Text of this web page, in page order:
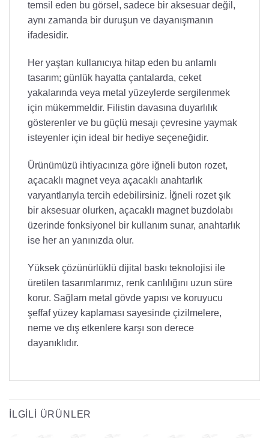
temsil eden bu görsel, sadece bir aksesuar değil,
aynı zamanda bir duruşun ve dayanışmanın
ifadesidir.
Her yaştan kullanıcıya hitap eden bu anlamlı
tasarım; günlük hayatta çantalarda, ceket
yakalarında veya metal yüzeylerde sergilenmek
için mükemmeldir. Filistin davasına duyarlılık
gösterenler ve bu güçlü mesajı çevresine yaymak
isteyenler için ideal bir hediye seçeneğidir.
Ürünümüzü ihtiyacınıza göre iğneli buton rozet,
açacaklı magnet veya açacaklı anahtarlık
varyantlarıyla tercih edebilirsiniz. İğneli rozet şık
bir aksesuar olurken, açacaklı magnet buzdolabı
üzerinde fonksiyonel bir kullanım sunar, anahtarlık
ise her an yanınızda olur.
Yüksek çözünürlüklü dijital baskı teknolojisi ile
üretilen tasarımlarımız, renk canlılığını uzun süre
korur. Sağlam metal gövde yapısı ve koruyucu
şeffaf yüzey kaplaması sayesinde çizilmelere,
neme ve dış etkenlere karşı son derece
dayanıklıdır.
İLGILI ÜRÜNLER